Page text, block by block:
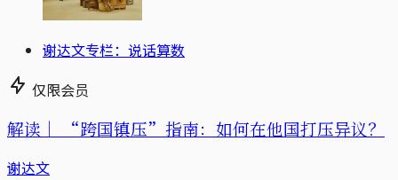
谢达文专栏：说话算数
仅限会员
解读｜ “跨国镇压”指南：如何在他国打压异议？
谢达文